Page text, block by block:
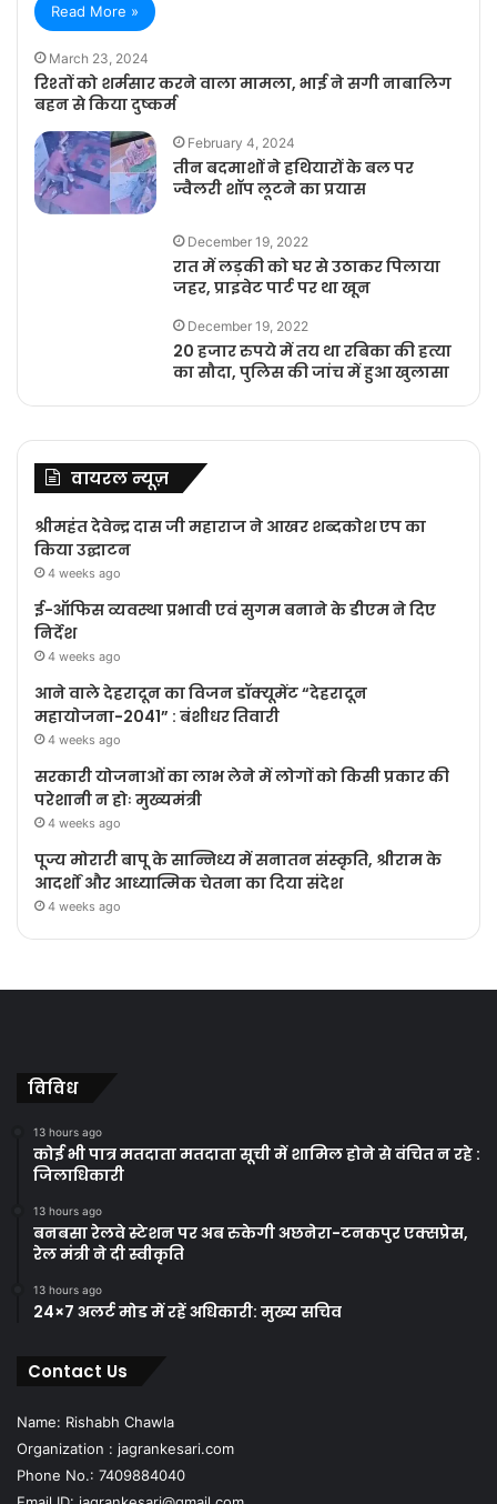
Read More »
March 23, 2024
रिश्तों को शर्मसार करने वाला मामला, भाई ने सगी नाबालिग
बहन से किया दुष्कर्म
February 4, 2024
तीन बदमाशों ने हथियारों के बल पर
ज्वैलरी शॉप लूटने का प्रयास
December 19, 2022
रात में लड़की को घर से उठाकर पिलाया
जहर, प्राइवेट पार्ट पर था खून
December 19, 2022
20 हजार रुपये में तय था रबिका की हत्या
का सौदा, पुलिस की जांच में हुआ खुलासा
वायरल न्यूज़
श्रीमहंत देवेन्द्र दास जी महाराज ने आखर शब्दकोश एप का
किया उद्घाटन
4 weeks ago
ई-ऑफिस व्यवस्था प्रभावी एवं सुगम बनाने के डीएम ने दिए
निर्देश
4 weeks ago
आने वाले देहरादून का विजन डॉक्यूमेंट “देहरादून
महायोजना-2041” : बंशीधर तिवारी
4 weeks ago
सरकारी योजनाओं का लाभ लेने में लोगों को किसी प्रकार की
परेशानी न होः मुख्यमंत्री
4 weeks ago
पूज्य मोरारी बापू के सान्निध्य में सनातन संस्कृति, श्रीराम के
आदर्शों और आध्यात्मिक चेतना का दिया संदेश
4 weeks ago
विविध
13 hours ago
कोई भी पात्र मतदाता मतदाता सूची में शामिल होने से वंचित न रहे :
जिलाधिकारी
13 hours ago
बनबसा रेलवे स्टेशन पर अब रुकेगी अछनेरा-टनकपुर एक्सप्रेस,
रेल मंत्री ने दी स्वीकृति
13 hours ago
24×7 अलर्ट मोड में रहें अधिकारी: मुख्य सचिव
Contact Us
Name: Rishabh Chawla
Organization : jagrankesari.com
Phone No.: 7409884040